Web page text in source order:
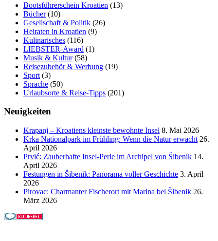
Bootsführerschein Kroatien (13)
Bücher(10)
Gesellschaft & Politik (26)
Heiraten in Kroatien (9)
Kulinarisches (116)
LIEBSTER-Award (1)
Musik & Kultur(58)
Reisezubehör & Werbung (19)
Sport (3)
Sprache (50)
Urlaubsorte & Reise-Tipps (201)
Neuigkeiten
Krapanj – Kroatiens kleinste bewohnte Insel 8. Mai 2026
Krka Nationalpark im Frühling: Wenn die Natur erwacht 26.
April 2026
Prvić: Zauberhafte Insel-Perle im Archipel von Šibenik 14.
April 2026
Festungen in Šibenik: Panorama voller Geschichte 3. April
2026
Pirovac: Charmanter Fischerort mit Marina bei Šibenik 26.
März 2026